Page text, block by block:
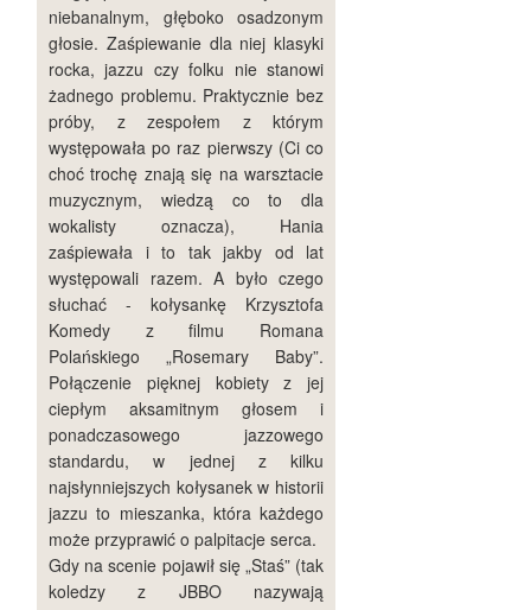
niebanalnym, głęboko osadzonym
głosie. Zaśpiewanie dla niej klasyki
rocka, jazzu czy folku nie stanowi
żadnego problemu. Praktycznie bez
próby, z zespołem z którym
występowała po raz pierwszy (Ci co
choć trochę znają się na warsztacie
muzycznym, wiedzą co to dla
wokalisty oznacza), Hania
zaśpiewała i to tak jakby od lat
występowali razem. A było czego
słuchać - kołysankę Krzysztofa
Komedy z filmu Romana
Polańskiego „Rosemary Baby”.
Połączenie pięknej kobiety z jej
ciepłym aksamitnym głosem i
ponadczasowego jazzowego
standardu, w jednej z kilku
najsłynniejszych kołysanek w historii
jazzu to mieszanka, która każdego
może przyprawić o palpitacje serca.
Gdy na scenie pojawił się „Staś” (tak
koledzy z JBBO nazywają